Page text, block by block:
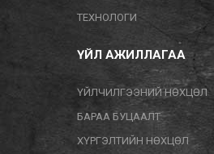
ТЕХНОЛОГИ
ҮЙЛ АЖИЛЛАГАА
ҮЙЛЧИЛГЭЭНИЙ НӨХЦӨЛ
БАРАА БУЦААЛТ
ХҮРГЭЛТИЙН НӨХЦӨЛ